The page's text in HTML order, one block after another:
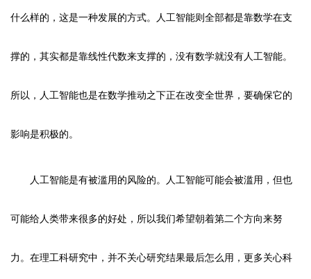
什么样的，这是一种发展的方式。人工智能则全部都是靠数学在支
撑的，其实都是靠线性代数来支撑的，没有数学就没有人工智能。
所以，人工智能也是在数学推动之下正在改变全世界，要确保它的
影响是积极的。
人工智能是有被滥用的风险的。人工智能可能会被滥用，但也
可能给人类带来很多的好处，所以我们希望朝着第二个方向来努
力。在理工科研究中，并不关心研究结果最后怎么用，更多关心科